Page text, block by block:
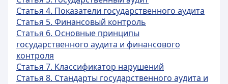
Статья 4. Показатели государственного аудита
Статья 5. Финансовый контроль
Статья 6. Основные принципы
государственного аудита и финансового
контроля
Статья 7. Классификатор нарушений
Статья 8. Стандарты государственного аудита и